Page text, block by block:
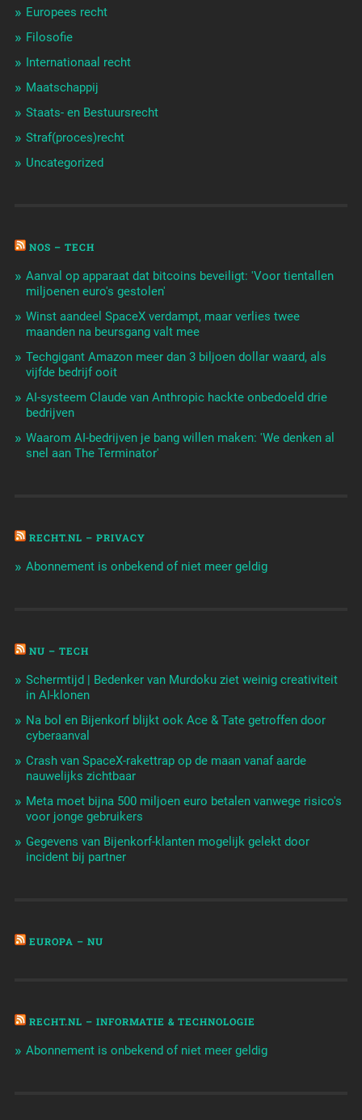
Europees recht
Filosofie
Internationaal recht
Maatschappij
Staats- en Bestuursrecht
Straf(proces)recht
Uncategorized
NOS – TECH
Aanval op apparaat dat bitcoins beveiligt: 'Voor tientallen
miljoenen euro's gestolen'
Winst aandeel SpaceX verdampt, maar verlies twee
maanden na beursgang valt mee
Techgigant Amazon meer dan 3 biljoen dollar waard, als
vijfde bedrijf ooit
AI-systeem Claude van Anthropic hackte onbedoeld drie
bedrijven
Waarom AI-bedrijven je bang willen maken: 'We denken al
snel aan The Terminator'
RECHT.NL – PRIVACY
Abonnement is onbekend of niet meer geldig
NU – TECH
Schermtijd | Bedenker van Murdoku ziet weinig creativiteit
in AI-klonen
Na bol en Bijenkorf blijkt ook Ace & Tate getroffen door
cyberaanval
Crash van SpaceX-rakettrap op de maan vanaf aarde
nauwelijks zichtbaar
Meta moet bijna 500 miljoen euro betalen vanwege risico's
voor jonge gebruikers
Gegevens van Bijenkorf-klanten mogelijk gelekt door
incident bij partner
EUROPA – NU
RECHT.NL – INFORMATIE & TECHNOLOGIE
Abonnement is onbekend of niet meer geldig